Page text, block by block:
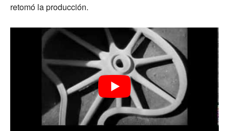
retomó la producción.